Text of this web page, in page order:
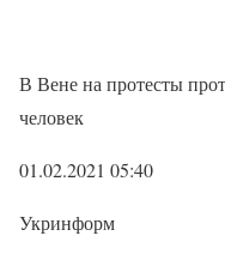
В Вене на протесты
человек
01.02.2021 05:40
Укринформ